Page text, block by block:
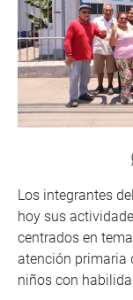
Los integrantes
hoy sus
centrados en
atención primaria
niños con